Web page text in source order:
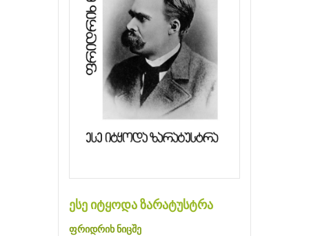
ესე იტყოდა ზარატუსტრა
ფრიდრიხ ნიცშე